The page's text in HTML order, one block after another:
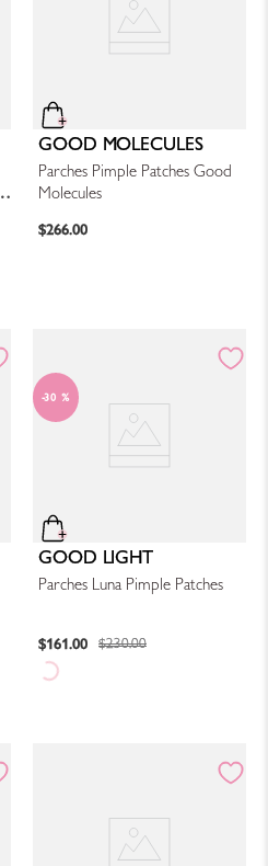
GOOD MOLECULES
Parches Pimple Patches Good
Molecules
$266.00
30 %
GOOD LIGHT
Parches Luna Pimple Patches
$161.00 $230.00